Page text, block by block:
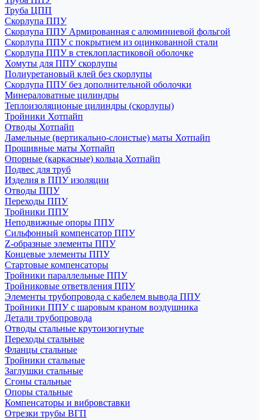
Труба ЦПП
Скорлупа ППУ
Скорлупа ППУ Армированная с алюминиевой фольгой
Скорлупа ППУ с покрытием из оцинкованной стали
Скорлупа ППУ в стеклопластиковой оболочке
Хомуты для ППУ скорлупы
Полиуретановый клей без скорлупы
Скорлупа ППУ без дополнительной оболочки
Минераловатные цилиндры
Теплоизоляционые цилиндры (скорлупы)
Тройники Хотпайп
Отводы Хотпайп
Ламельные (вертикально-слоистые) маты Хотпайп
Прошивные маты Хотпайп
Опорные (каркасные) кольца Хотпайп
Подвес для труб
Изделия в ППУ изоляции
Отводы ППУ
Переходы ППУ
Тройники ППУ
Неподвижные опоры ППУ
Cильфонный компенсатор ППУ
Z-образные элементы ППУ
Концевые элементы ППУ
Стартовые компенсаторы
Тройники параллельные ППУ
Тройниковые ответвления ППУ
Элементы трубопровода с кабелем вывода ППУ
Тройники ППУ с шаровым краном воздушника
Детали трубопровода
Отводы стальные крутоизогнутые
Переходы стальные
Фланцы стальные
Тройники стальные
Заглушки стальные
Сгоны стальные
Опоры стальные
Компенсаторы и вибровставки
Отрезки трубы ВГП